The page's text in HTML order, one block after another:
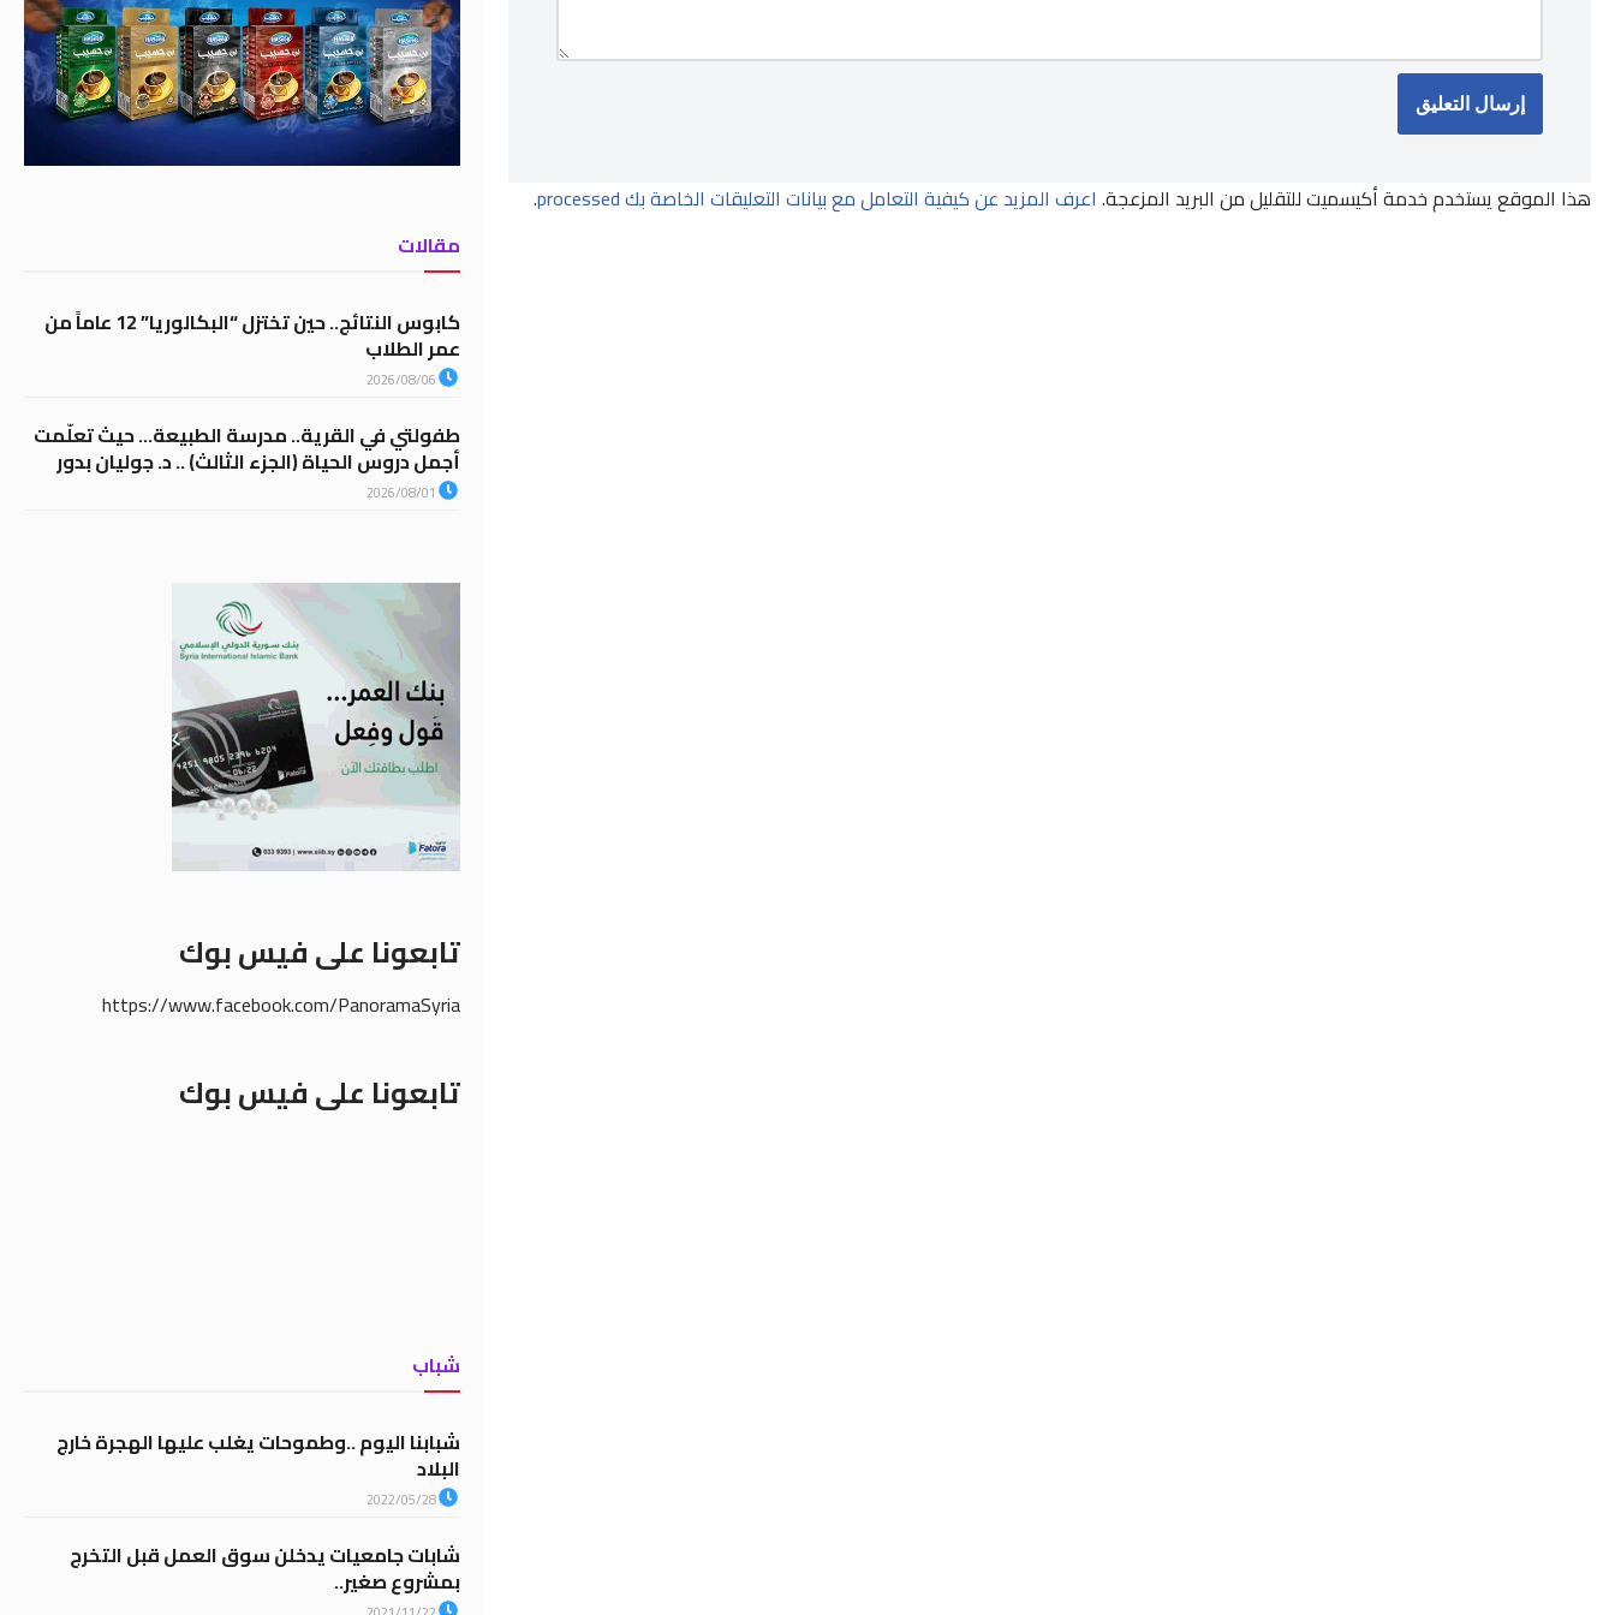
هذا الموقع يستخدم خدمة أكيسميت للتقليل من البريد المزعجة. اعرف المزيد عن كيفية التعامل مع بيانات التعليقات الخاصة بك processed .
مقالات
كابوس النتائج.. حين تختزل “البكالوريا” 12 عاماً من
عمر الطلاب
2026/08/06
طفولتي في القرية.. مدرسة الطبيعة… حيث تعلّمت
أجمل دروس الحياة (الجزء الثالث) .. د. جوليان بدور
2026/08/01
تابعونا على فيس بوك
https://www.facebook.com/PanoramaSyria
تابعونا على فيس بوك
شباب
شبابنا اليوم ..وطموحات يغلب عليها الهجرة خارج
البلاد
2022/05/28
شابات جامعيات يدخلن سوق العمل قبل التخرج
بمشروع صغير..